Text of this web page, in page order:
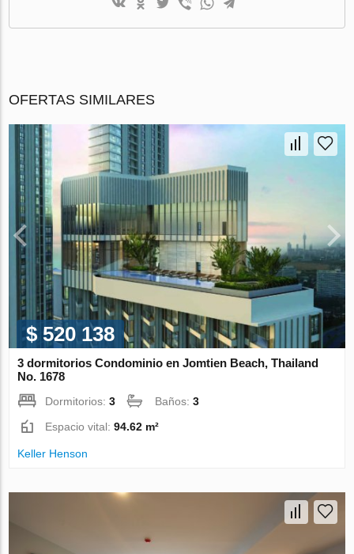
OFERTAS SIMILARES
$ 520 138
3 dormitorios Condominio en Jomtien Beach, Thailand
No. 1678
Dormitorios:3 Baños:3
Espacio vital:94.62 m²
Keller Henson